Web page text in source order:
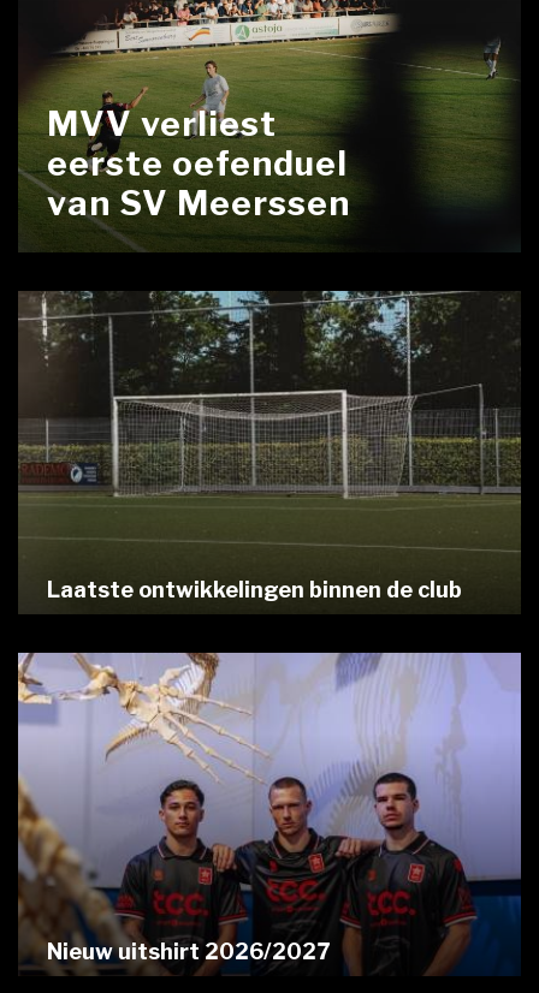
MVV verliest
eerste oefenduel
van SV Meerssen
Laatste ontwikkelingen binnen de club
Nieuw uitshirt 2026/2027